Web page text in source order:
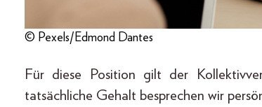
© Pexels/Edmond Dantes
Für diese Position gilt der
tatsächliche Gehalt besprechen wir